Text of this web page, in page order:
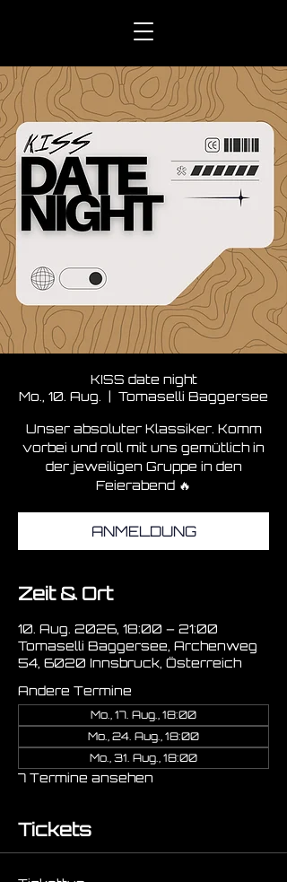
KISS date night
Mo., 10. Aug.
  |
Tomaselli Baggersee
Unser absoluter Klassiker. Komm
vorbei und roll mit uns gemütlich in
der jeweiligen Gruppe in den
Feierabend 🔥
ANMELDUNG
Zeit & Ort
10. Aug. 2026, 18:00 – 21:00
Tomaselli Baggersee, Archenweg
54, 6020 Innsbruck, Österreich
Andere Termine
Mo., 17. Aug., 18:00
Mo., 24. Aug., 18:00
Mo., 31. Aug., 18:00
7 Termine ansehen
Tickets